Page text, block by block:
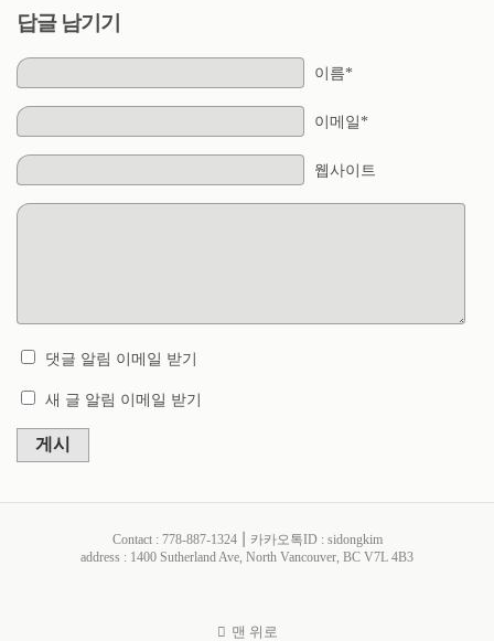
답글 남기기
이름*
이메일*
웹사이트
댓글 알림 이메일 받기
새 글 알림 이메일 받기
게시
Contact : 778-887-1324 ⎮ 카카오톡ID : sidongkim
address : 1400 Sutherland Ave, North Vancouver, BC V7L 4B3
맨 위로